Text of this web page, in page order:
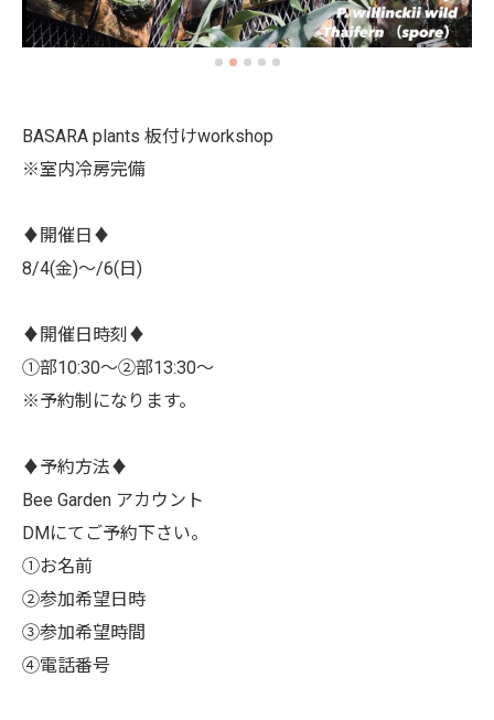
BASARA plants 板付けworkshop
※室内冷房完備
♦︎開催日♦︎
8/4(金)〜/6(日)
♦︎開催日時刻♦︎
①部10:30〜②部13:30〜
※予約制になります。
♦︎予約方法♦︎
Bee Garden アカウント
DMにてご予約下さい。
①お名前
②参加希望日時
③参加希望時間
④電話番号